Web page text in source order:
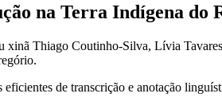
na Terra Indígena do
Thiago Coutinho-Silva, Lívia
de transcrição e anotação